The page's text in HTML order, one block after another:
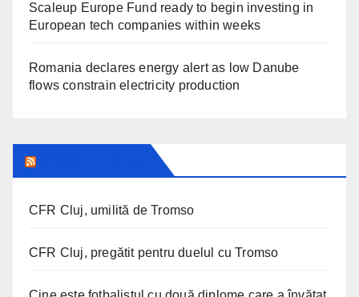
Scaleup Europe Fund ready to begin investing in
European tech companies within weeks
Romania declares energy alert as low Danube
flows constrain electricity production
CFR Cluj, umilită de Tromso
CFR Cluj, pregătit pentru duelul cu Tromso